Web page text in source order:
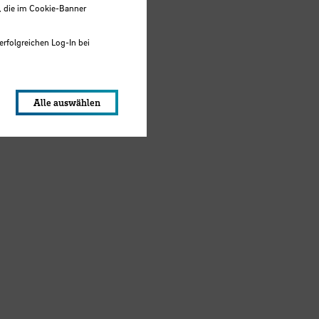
die im Cookie-Banner
Log-In bei
Alle auswählen